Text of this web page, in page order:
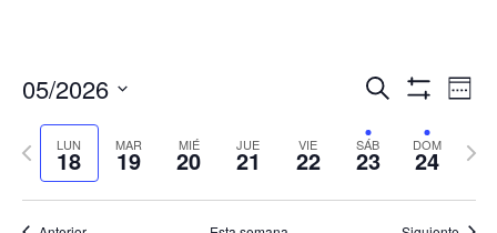
búsqueda
y
vistas
Buscar
de
de
05/2026
fecha.LUN
18 MAR
19 MIÉ
20 JUE
21 VIE
22 SÁB
23 DOM
24
Semana
anterior